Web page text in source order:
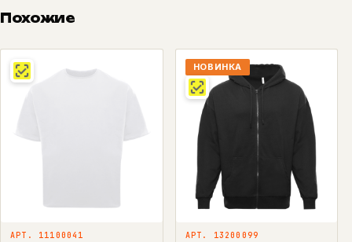
Похожие
АРТ. 11100041
НОВИНКА
АРТ. 13200099